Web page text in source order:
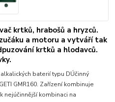
krtků, hrabošů a hryzců.
a motoru a vytváří tak
krtků a hlodavců.
baterií typu DÚčinný
GMR160. Zařízení kombinuje
nejúčinnější kombinaci na